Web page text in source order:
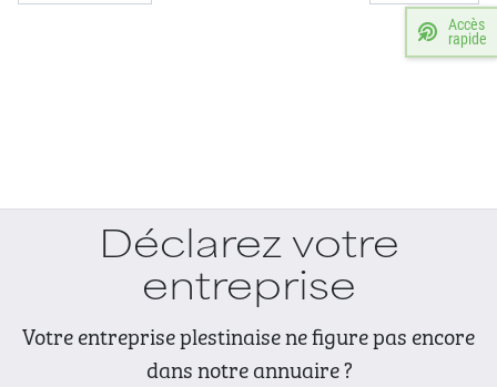
Déclarez votre
entreprise
Votre entreprise plestinaise ne figure pas encore
dans notre annuaire ?
Accès
rapide